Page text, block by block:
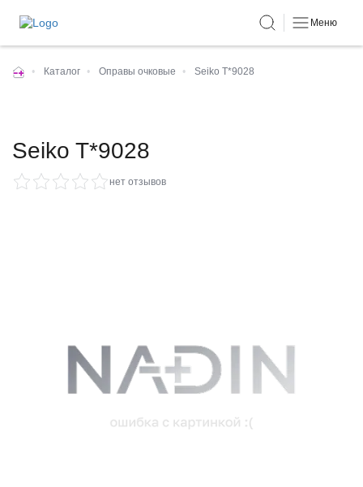
Меню
• Каталог • Оправы очковые • Seiko T*9028
Seiko T*9028
нет отзывов